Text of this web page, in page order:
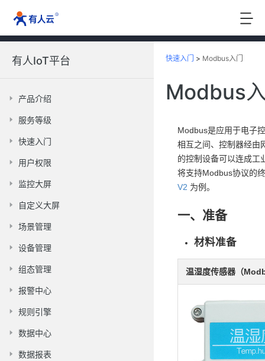
有人IoT平台
产品介绍
服务等级
快速入门
用户权限
监控大屏
自定义大屏
场景管理
设备管理
组态管理
报警中心
规则引擎
数据中心
数据报表
快速入门 > Modbus入门
Modbus
Modbus是应用于电子
相互之间、控制器经由
的控制设备可以连成工
将支持Modbus协议的
V2 为例。
一、准备
材料准备
温湿度传感器（